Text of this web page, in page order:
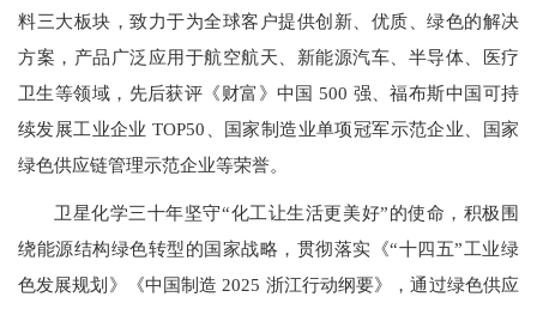
料三大板块，致力于为全球客户提供创新、优质、绿色的解决
方案，产品广泛应用于航空航天、新能源汽车、半导体、医疗
卫生等领域，先后获评《财富》中国 500 强、福布斯中国可持
续发展工业企业 TOP50、国家制造业单项冠军示范企业、国家
绿色供应链管理示范企业等荣誉。
卫星化学三十年坚守“化工让生活更美好”的使命，积极围
绕能源结构绿色转型的国家战略，贯彻落实《“十四五”工业绿
色发展规划》《中国制造 2025 浙江行动纲要》，通过绿色供应